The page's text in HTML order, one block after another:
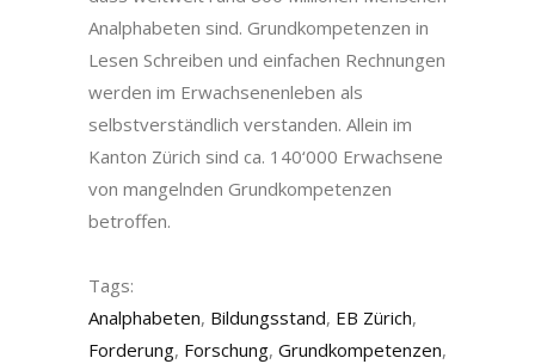
Analphabeten sind. Grundkompetenzen in
Lesen Schreiben und einfachen Rechnungen
werden im Erwachsenenleben als
selbstverständlich verstanden. Allein im
Kanton Zürich sind ca. 140‘000 Erwachsene
von mangelnden Grundkompetenzen
betroffen.
Tags:
Analphabeten, Bildungsstand, EB Zürich,
Forderung, Forschung, Grundkompetenzen,